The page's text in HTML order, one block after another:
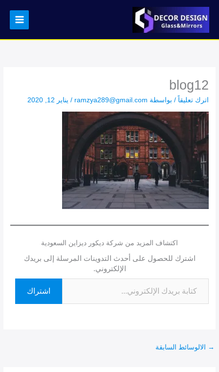
المحتوى
blog12
اترك تعليقاً / بواسطة ramzya289@gmail.com
/ يناير 12, 2020
اكتشاف المزيد من شركة ديكور ديزاين السعودية
اشترك للحصول على أحدث التدوينات المرسلة إلى بريدك
الإلكتروني.
اشتراك
→ الالوسائط السابقة